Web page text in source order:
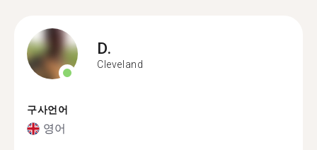
D.
Cleveland
구사언어
영어